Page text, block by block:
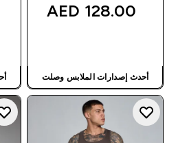
128.00 AED‎
أحدث إصدارات الملابس وصلت